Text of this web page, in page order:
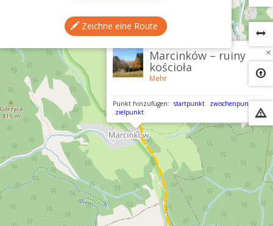
×
Marcinków – ruiny
kościoła
Mehr
Punkt hinzufügen: startpunkt
zwischenpunkt
zielpunkt
Zeichne eine Route